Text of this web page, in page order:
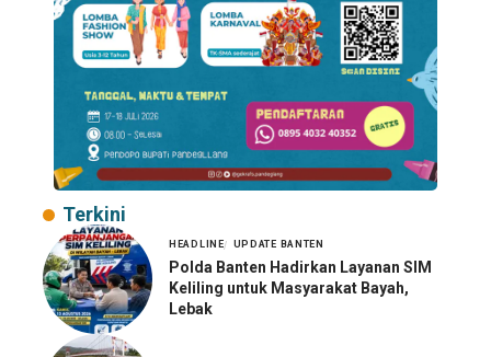
Terkini
HEADLINE UPDATE BANTEN
Polda Banten Hadirkan Layanan SIM
Keliling untuk Masyarakat Bayah,
Lebak